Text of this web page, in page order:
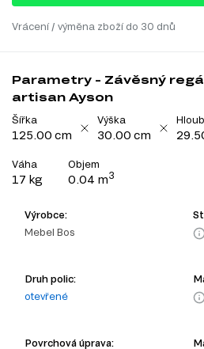
Vrácení / výměna zboží do 30 dnů
Parametry - Závěsný
artisan Ayson
Šířka
125.00 cm
Výška
30.00 cm
Váha
17 kg
Objem
0.04 m3
Výrobce:
Mebel Bos
Druh polic:
otevřené
Povrchová úprava: